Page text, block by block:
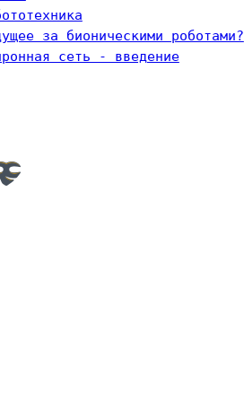
за бионическими роботами?
сеть - введение